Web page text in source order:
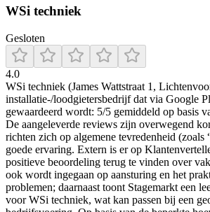
WSi techniek
Gesloten
4.0
WSi techniek (James Wattstraat 1,
installatie-/loodgietersbedrijf dat via Google
gewaardeerd wordt: 5/5 gemiddeld op basis
De aangeleverde reviews zijn overwegend
richten zich op algemene tevredenheid (zoals
goede ervaring. Extern is er op
positieve beoordeling terug te vinden over
ook wordt ingegaan op aansturing en het
problemen; daarnaast toont Stagemarkt een
voor WSi techniek, wat kan passen bij een